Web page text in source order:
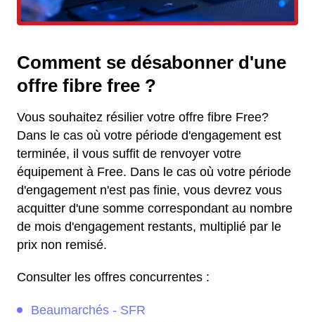
Comment se désabonner d'une
offre fibre free ?
Vous souhaitez résilier votre offre fibre Free?
Dans le cas où votre période d'engagement est
terminée, il vous suffit de renvoyer votre
équipement à Free. Dans le cas où votre période
d'engagement n'est pas finie, vous devrez vous
acquitter d'une somme correspondant au nombre
de mois d'engagement restants, multiplié par le
prix non remisé.
Consulter les offres concurrentes :
Beaumarchés - SFR